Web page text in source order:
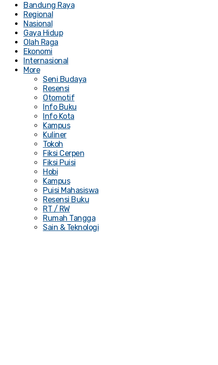
Bandung Raya
Regional
Nasional
Gaya Hidup
Olah Raga
Ekonomi
Internasional
More
Seni Budaya
Resensi
Otomotif
Info Buku
Info Kota
Kampus
Kuliner
Tokoh
Fiksi Cerpen
Fiksi Puisi
Hobi
Kampus
Puisi Mahasiswa
Resensi Buku
RT / RW
Rumah Tangga
Sain & Teknologi